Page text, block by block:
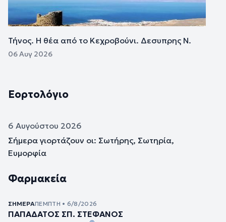
Τήνος. Η θέα από το Κεχροβούνι. Δεσυπρης Ν.
06 Αυγ 2026
Εορτολόγιο
6 Αυγούστου 2026
Σήμερα γιορτάζουν οι: Σωτήρης, Σωτηρία,
Ευμορφία
Φαρμακεία
ΣΉΜΕΡΑΠΈΜΠΤΗ • 6/8/2026
ΠΑΠΑΔΑΤΟΣ ΣΠ. ΣΤΕΦΑΝΟΣ